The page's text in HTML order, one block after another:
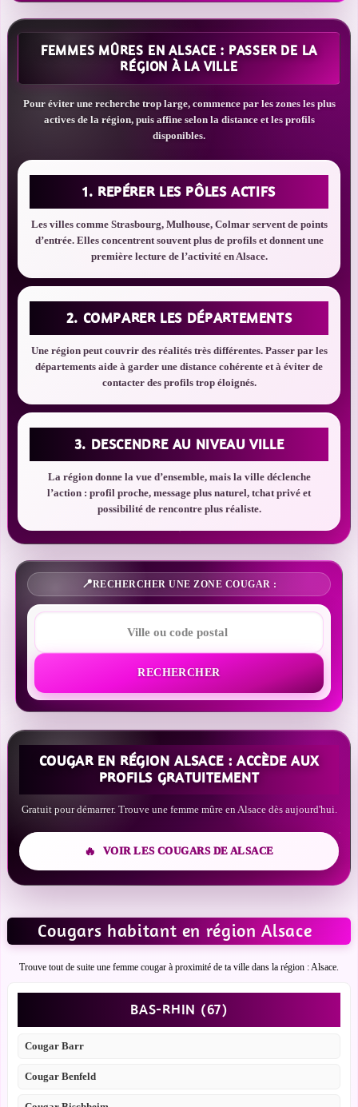
FEMMES MÛRES EN ALSACE : PASSER DE LA
RÉGION À LA VILLE
Pour éviter une recherche trop large, commence par les zones les plus
actives de la région, puis affine selon la distance et les profils
disponibles.
1. REPÉRER LES PÔLES ACTIFS
Les villes comme Strasbourg, Mulhouse, Colmar servent de points
d’entrée. Elles concentrent souvent plus de profils et donnent une
première lecture de l’activité en Alsace.
2. COMPARER LES DÉPARTEMENTS
Une région peut couvrir des réalités très différentes. Passer par les
départements aide à garder une distance cohérente et à éviter de
contacter des profils trop éloignés.
3. DESCENDRE AU NIVEAU VILLE
La région donne la vue d’ensemble, mais la ville déclenche
l’action : profil proche, message plus naturel, tchat privé et
possibilité de rencontre plus réaliste.
RECHERCHER UNE ZONE COUGAR :
RECHERCHER
COUGAR EN RÉGION ALSACE : ACCÈDE AUX
PROFILS GRATUITEMENT
Gratuit pour démarrer. Trouve une femme mûre en Alsace dès aujourd'hui.
VOIR LES COUGARS DE ALSACE
Cougars habitant en région Alsace
Trouve tout de suite une femme cougar à proximité de ta ville dans la région : Alsace.
BAS-RHIN (67)
Cougar Barr
Cougar Benfeld